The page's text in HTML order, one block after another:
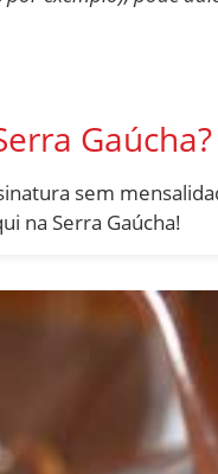
Gaúcha?
sem
na Serra Gaúcha!